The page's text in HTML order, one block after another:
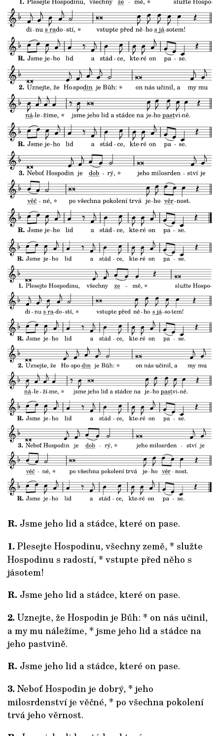
R. Jsme jeho lid a stádce, které on pase.
1. Plesejte Hospodinu, všechny země, * služte
Hospodinu s radostí, * vstupte před něho s
jásotem!
R. Jsme jeho lid a stádce, které on pase.
2. Uznejte, že Hospodin je Bůh: * on nás učinil,
a my mu náležíme, * jsme jeho lid a stádce na
jeho pastvině.
R. Jsme jeho lid a stádce, které on pase.
3. Neboť Hospodin je dobrý, * jeho
milosrdenství je věčné, * po všechna pokolení
trvá jeho věrnost.